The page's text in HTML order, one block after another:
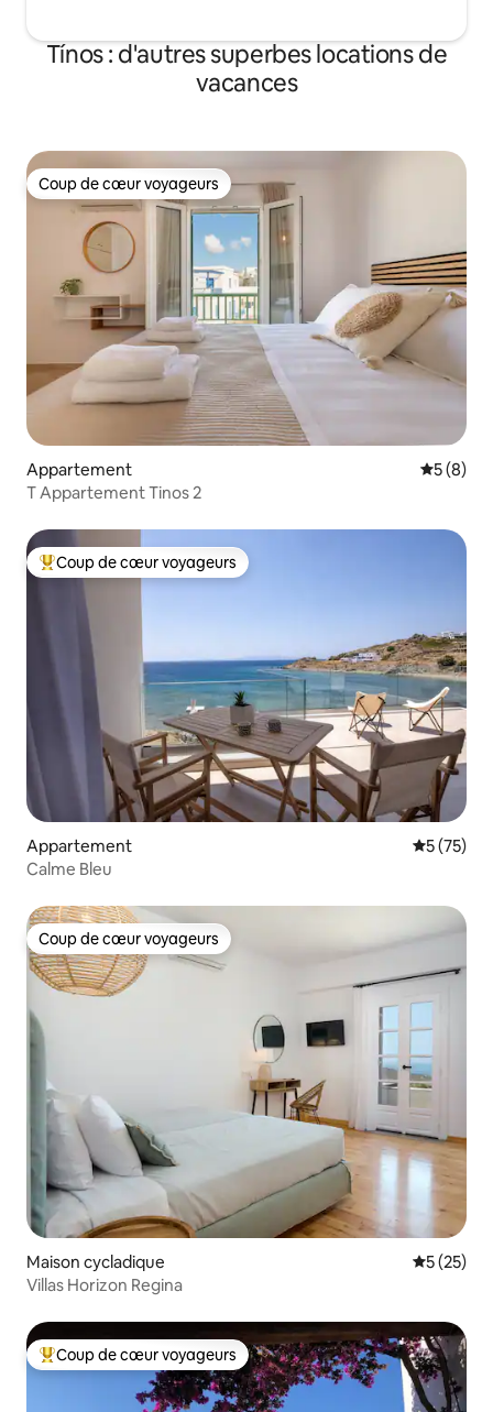
Tínos : d'autres superbes locations de
vacances
Coup de cœur voyageurs
Coup de cœur voyageurs
Appartement
5 (8)
T Appartement Tinos 2
Coups de cœur voyageurs les plus appréciés
Coup de cœur voyageurs
Appartement
5 (75)
Calme Bleu
Coup de cœur voyageurs
Coup de cœur voyageurs
Maison cycladique
5 (25)
Villas Horizon Regina
Coups de cœur voyageurs les plus appréciés
Coup de cœur voyageurs